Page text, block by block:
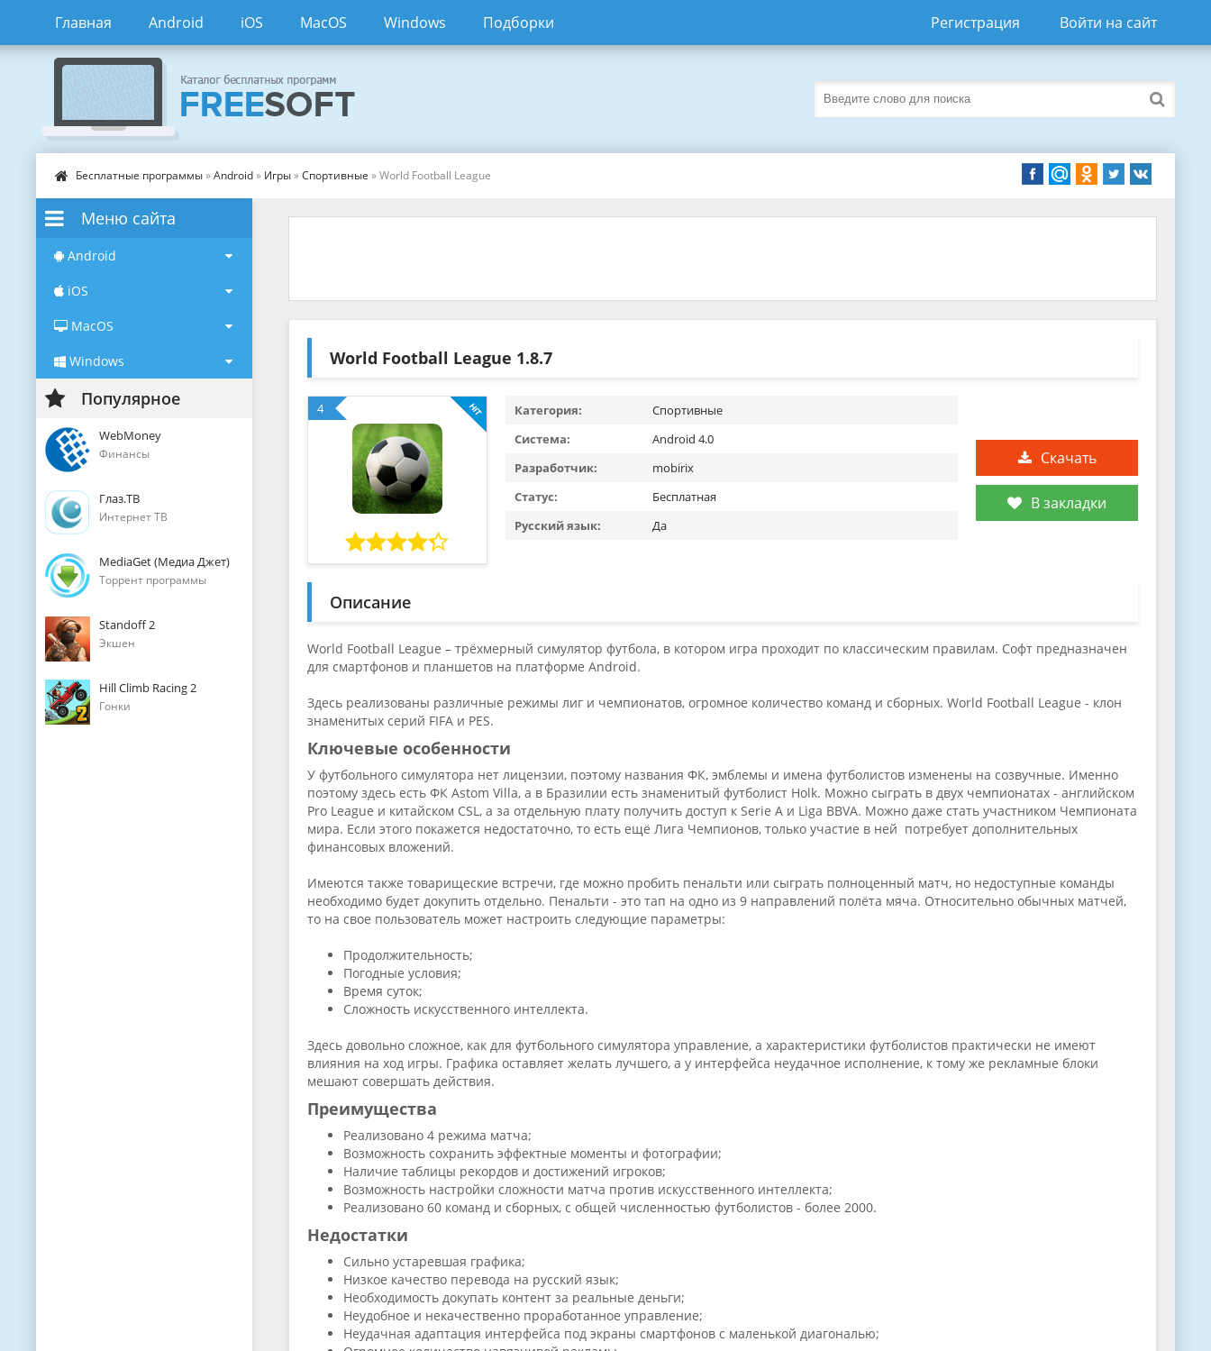
Главная Android iOS MacOS Windows Подборки Регистрация Войти на сайт
Бесплатные программы»Android» Игры»Спортивные » World Football League
Меню сайта
Android
iOS
MacOS
Windows
Популярное
WebMoney
Финансы
Глаз.ТВ
Интернет ТВ
MediaGet (Медиа Джет)
Торрент программы
Standoff 2
Экшен
Hill Climb Racing 2
Гонки
World Football League 1.8.7
4
Скачать
В закладки
Категория:
Спортивные
Система:
Android 4.0
Разработчик:
mobirix
Статус:
Бесплатная
Русский язык:
Да
Описание
World Football League – трёхмерный симулятор футбола, в котором игра проходит по классическим правилам. Софт предназначен
для смартфонов и планшетов на платформе Android.
Здесь реализованы различные режимы лиг и чемпионатов, огромное количество команд и сборных. World Football League - клон
знаменитых серий FIFA и PES.
Ключевые особенности
У футбольного симулятора нет лицензии, поэтому названия ФК, эмблемы и имена футболистов изменены на созвучные. Именно
поэтому здесь есть ФК Astom Villa, а в Бразилии есть знаменитый футболист Holk. Можно сыграть в двух чемпионатах - английском
Pro League и китайском CSL, а за отдельную плату получить доступ к Serie A и Liga BBVA. Можно даже стать участником Чемпионата
мира. Если этого покажется недостаточно, то есть ещё Лига Чемпионов, только участие в ней потребует дополнительных
финансовых вложений.
Имеются также товарищеские встречи, где можно пробить пенальти или сыграть полноценный матч, но недоступные команды
необходимо будет докупить отдельно. Пенальти - это тап на одно из 9 направлений полёта мяча. Относительно обычных матчей,
то на свое пользователь может настроить следующие параметры:
Продолжительность;
Погодные условия;
Время суток;
Сложность искусственного интеллекта.
Здесь довольно сложное, как для футбольного симулятора управление, а характеристики футболистов практически не имеют
влияния на ход игры. Графика оставляет желать лучшего, а у интерфейса неудачное исполнение, к тому же рекламные блоки
мешают совершать действия.
Преимущества
Реализовано 4 режима матча;
Возможность сохранить эффектные моменты и фотографии;
Наличие таблицы рекордов и достижений игроков;
Возможность настройки сложности матча против искусственного интеллекта;
Реализовано 60 команд и сборных, с общей численностью футболистов - более 2000.
Недостатки
Сильно устаревшая графика;
Низкое качество перевода на русский язык;
Необходимость докупать контент за реальные деньги;
Неудобное и некачественно проработанное управление;
Неудачная адаптация интерфейса под экраны смартфонов с маленькой диагональю;